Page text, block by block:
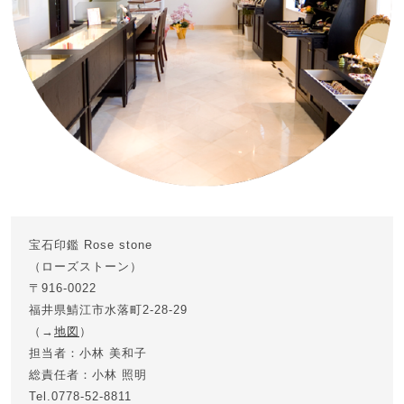
宝石印鑑 Rose stone
（ローズストーン）
〒916-0022
福井県鯖江市水落町2-28-29
（→ 地図 ）
担当者：小林 美和子
総責任者：小林 照明
Tel.0778-52-8811